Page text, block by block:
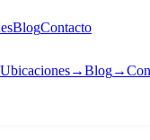
BlogContacto
Ubicaciones→Blog→